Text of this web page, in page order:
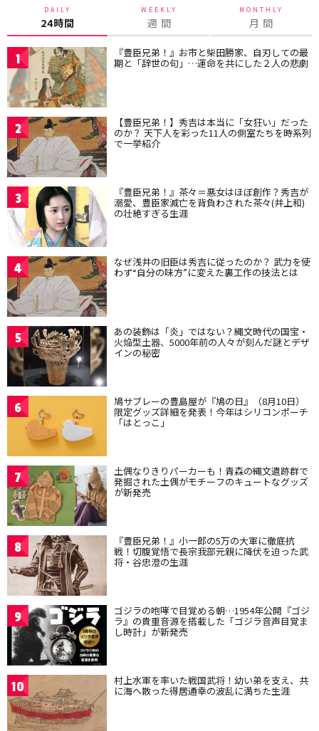
DAILY
24時間
WEEKLY
週 間
MONTHLY
月 間
1 『豊臣兄弟！』お市と柴田勝家、自刃しての最
期と「辞世の句」…運命を共にした２人の悲劇
2 【豊臣兄弟！】秀吉は本当に「女狂い」だった
のか？ 天下人を彩った11人の側室たちを時系列
で一挙紹介
3 『豊臣兄弟！』茶々＝悪女はほぼ創作？秀吉が
溺愛、豊臣家滅亡を背負わされた茶々(井上和)
の壮絶すぎる生涯
4 なぜ浅井の旧臣は秀吉に従ったのか？ 武力を使
わず“自分の味方”に変えた裏工作の技法とは
5 あの装飾は「炎」ではない？縄文時代の国宝・
火焔型土器、5000年前の人々が刻んだ謎とデザ
インの秘密
6 鳩サブレーの豊島屋が『鳩の日』（8月10日）
限定グッズ詳細を発表！今年はシリコンポーチ
「はとっこ」
7 土偶なりきりパーカーも！青森の縄文遺跡群で
発掘された土偶がモチーフのキュートなグッズ
が新発売
8 『豊臣兄弟！』小一郎の5万の大軍に徹底抗
戦！切腹覚悟で長宗我部元親に降伏を迫った武
将・谷忠澄の生涯
9 ゴジラの咆哮で目覚める朝…1954年公開『ゴジ
ラ』の貴重音源を搭載した「ゴジラ音声目覚ま
し時計」が新発売
10 村上水軍を率いた戦国武将！幼い弟を支え、共
に海へ散った得居通幸の波乱に満ちた生涯